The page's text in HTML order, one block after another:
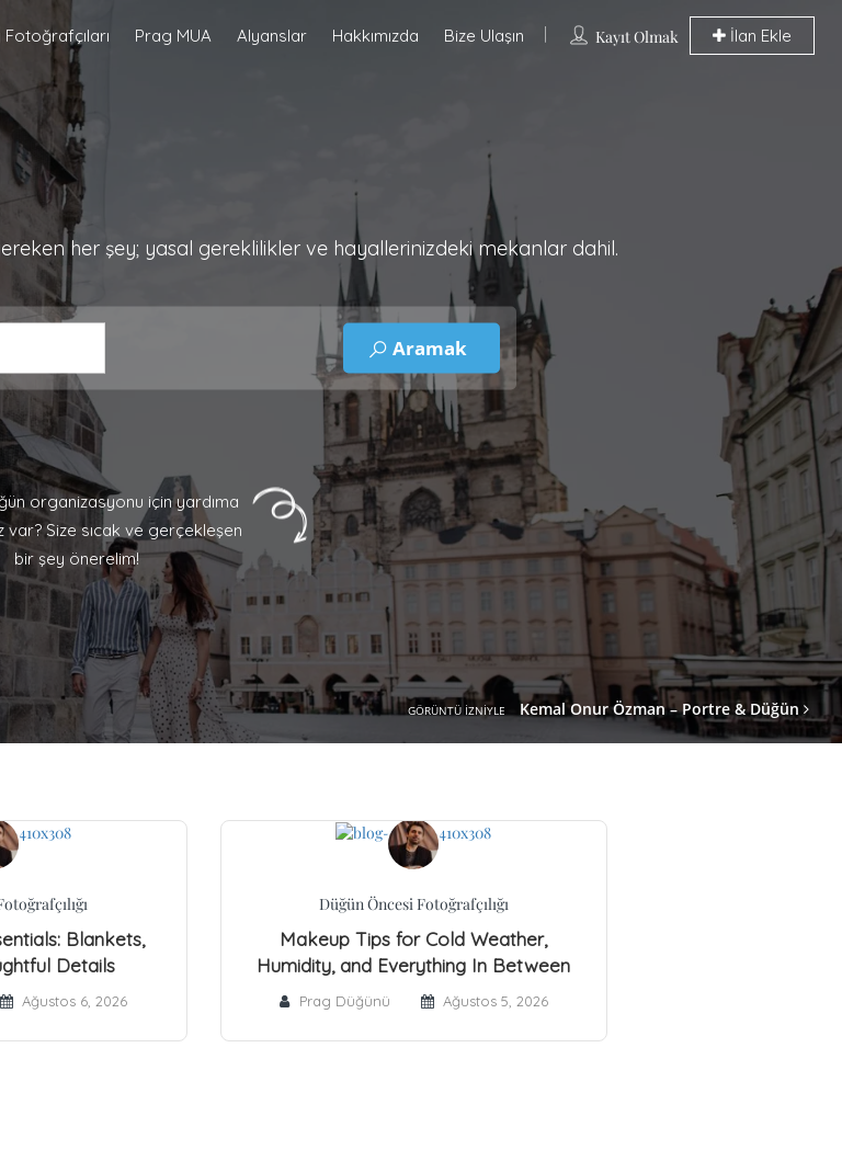
Kayıt Olmak İlan Ekle
Prag MUA Alyanslar Hakkımızda Bize Ulaşın
GÖRÜNTÜ IZNIYLE Kemal Onur Özman – Portre & Düğün
her şey; yasal gereklilikler ve hayallerinizdeki mekanlar dahil.
organizasyonu için yardıma
var? Size sıcak ve gerçekleşen
bir şey önerelim!
Blankets,
Details
Ağustos 6, 2026
Düğün Öncesi Fotoğrafçılığı
Makeup Tips for Cold Weather,
Humidity, and Everything In Between
Prag Düğünü Ağustos 5, 2026